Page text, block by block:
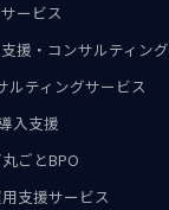
ービス
援・コンサルティン
ルティングサービス
入支援
ごとBPO
支援サービス